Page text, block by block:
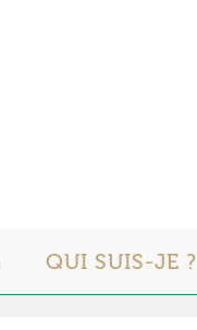
QUI SUIS-JE ?